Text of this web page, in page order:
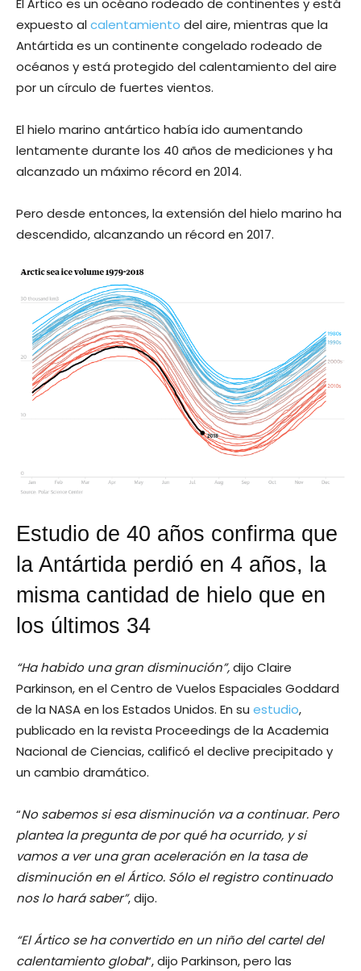
El Ártico es un océano rodeado de continentes y está
expuesto alcalentamiento del aire, mientras que la
Antártida es un continente congelado rodeado de
océanos y está protegido del calentamiento del aire
por un círculo de fuertes vientos.
El hielo marino antártico había ido aumentando
lentamente durante los 40 años de mediciones y ha
alcanzado un máximo récord en 2014.
Pero desde entonces, la extensión del hielo marino ha
descendido, alcanzando un récord en 2017.
Estudio de 40 años confirma que
la Antártida perdió en 4 años, la
misma cantidad de hielo que en
los últimos 34
“Ha habido una gran disminución”,dijo Claire
Parkinson, en el Centro de Vuelos Espaciales Goddard
de la NASA en los Estados Unidos. En su estudio,
publicado en la revista Proceedings de la Academia
Nacional de Ciencias, calificó el declive precipitado y
un cambio dramático.
“No sabemos si esa disminución va a continuar. Pero
plantea la pregunta de por qué ha ocurrido, y si
vamos a ver una gran aceleración en la tasa de
disminución en el Ártico. Sólo el registro continuado
nos lo hará saber”, dijo.
“El Ártico se ha convertido en un niño del cartel del
calentamiento global“, dijo Parkinson, pero las